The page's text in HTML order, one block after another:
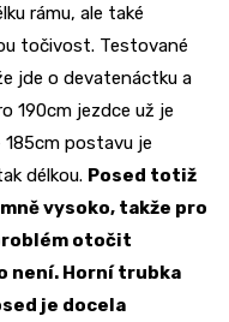
rámu, ale také
točivost. Testované
jde o devatenáctku a
190cm jezdce už je
185cm postavu je
délkou. Posed totiž
vysoko, takže pro
otočit
není. Horní trubka
je docela